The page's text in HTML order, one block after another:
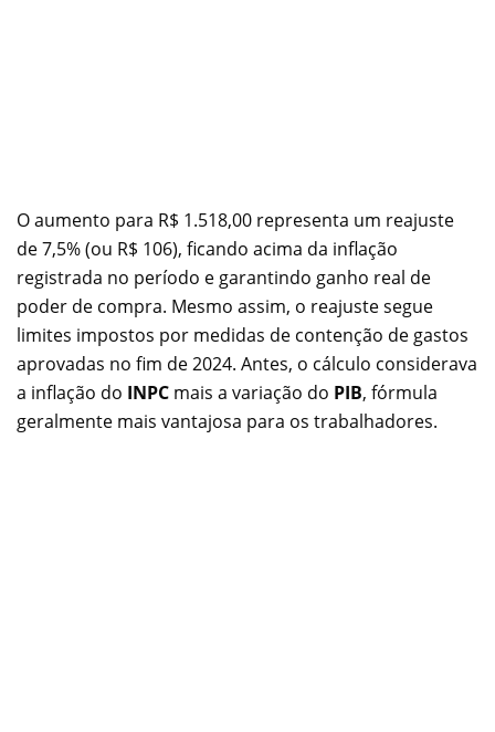
O aumento para R$ 1.518,00 representa um reajuste
de 7,5% (ou R$ 106), ficando acima da inflação
registrada no período e garantindo ganho real de
poder de compra. Mesmo assim, o reajuste segue
limites impostos por medidas de contenção de gastos
aprovadas no fim de 2024. Antes, o cálculo considerava
a inflação do INPC mais a variação do PIB, fórmula
geralmente mais vantajosa para os trabalhadores.